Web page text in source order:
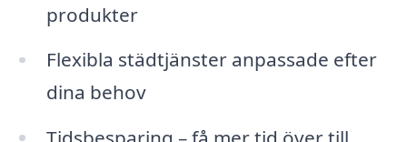
produkter
Flexibla städtjänster anpassade efter
dina behov